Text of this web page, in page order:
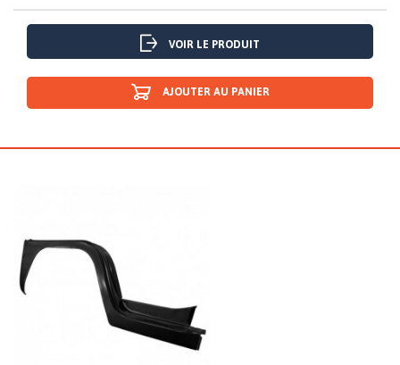
VOIR LE PRODUIT
AJOUTER AU PANIER